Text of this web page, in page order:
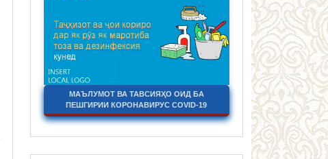
МАЪЛУМОТ ВА ТАВСИЯҲО ОИД БА
ПЕШГИРИИ КОРОНАВИРУС COVID-19